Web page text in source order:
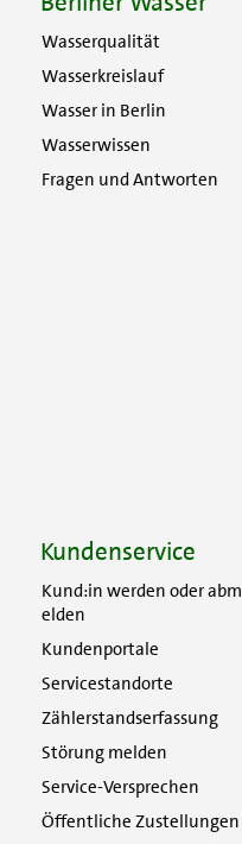
Wasserqualität
Wasserkreislauf
Wasser in Berlin
Wasserwissen
Fragen und Antworten
Kundenservice
Kund:in werden oder abm
elden
Kundenportale
Servicestandorte
Zählerstandserfassung
Störung melden
Service-Versprechen
Öffentliche Zustellungen